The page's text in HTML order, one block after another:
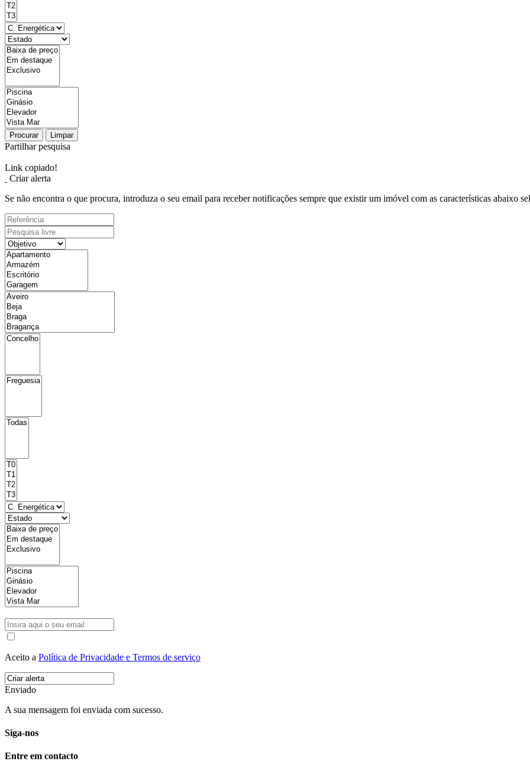
Procurar Limpar
Partilhar pesquisa
Link copiado!
Criar alerta
Se não encontra o que procura, introduza o seu email para receber notificações sempre que existir um imóvel com as características abaixo
Aceito a Política de Privacidade e Termos de serviço
Enviado
A sua mensagem foi enviada com sucesso.
Siga-nos
Entre em contacto